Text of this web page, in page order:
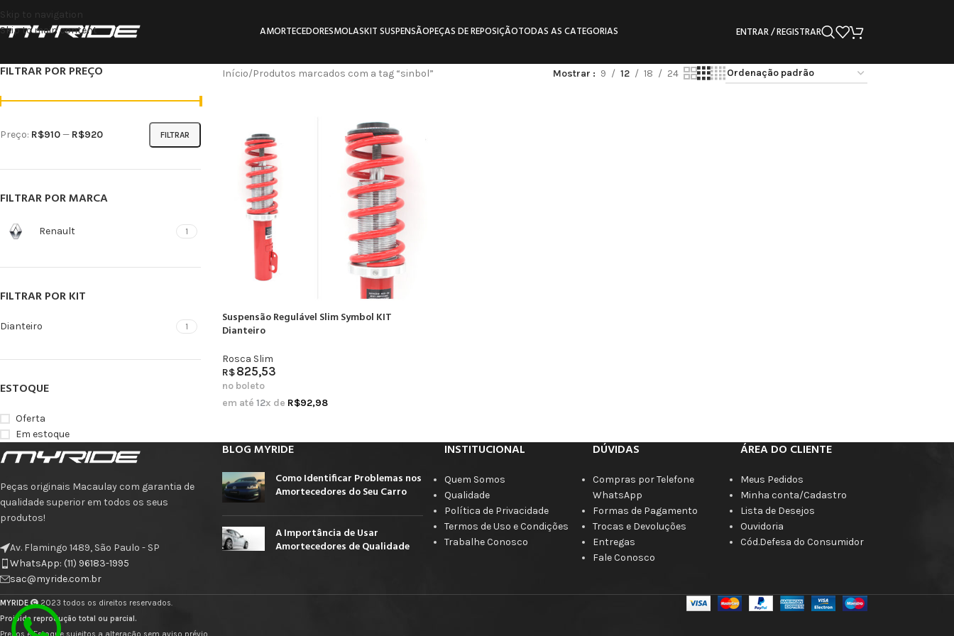
Skip to navigation
Skip to main content
AMORTECEDORESMOLASKIT SUSPENSÃOPEÇAS DE REPOSIÇÃOTODAS AS CATEGORIAS ENTRAR / REGISTRAR
FILTRAR POR PREÇO
FILTRAR
Preço: R$910— R$920
FILTRAR POR MARCA
Renault 1
FILTRAR POR KIT
Dianteiro 1
ESTOQUE
Oferta
Em estoque
Início Produtos marcados com a tag “sinbol” Mostrar 9 12 18 24
Suspensão Regulável Slim Symbol KIT
Dianteiro
Rosca Slim
R$825,53
no boleto
em até 12x de R$92,98
Peças originais Macaulay com garantia de
qualidade superior em todos os seus
produtos!
Av. Flamingo 1489, São Paulo - SP
WhatsApp: (11) 96183-1995
sac@myride.com.br
BLOG MYRIDE
Como Identificar Problemas nos
Amortecedores do Seu Carro
A Importância de Usar
Amortecedores de Qualidade
INSTITUCIONAL
Quem Somos
Qualidade
Política de Privacidade
Termos de Uso e Condições
Trabalhe Conosco
DÚVIDAS
Compras por Telefone
WhatsApp
Formas de Pagamento
Trocas e Devoluções
Entregas
Fale Conosco
ÁREA DO CLIENTE
Meus Pedidos
Minha conta/Cadastro
Lista de Desejos
Ouvidoria
Cód.Defesa do Consumidor
MYRIDE
2023 todos os direitos reservados.
Proibida reprodução total ou parcial.